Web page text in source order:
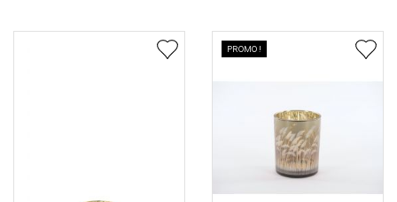
PROMO !